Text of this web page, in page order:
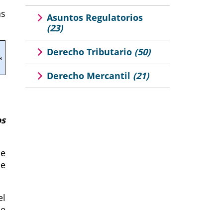
Asuntos Regulatorios
(23)
Derecho Tributario (50)
Derecho Mercantil (21)